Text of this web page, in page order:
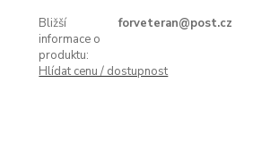
Bližší
informace o
produktu:
forveteran@post.cz
Hlídat cenu / dostupnost